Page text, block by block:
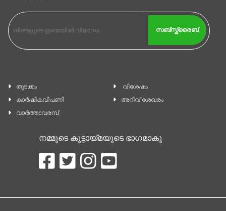
സബ്സ്ക്രൈബ്
തുടക്കം
കാ‍ർഷികവിപണി
വാര്‍ത്താവരമ്പ്
വിശേഷം
അറിവ് ശേഖരം
നമ്മുടെ കൂട്ടായ്മയുടെ ഭാഗമാകൂ